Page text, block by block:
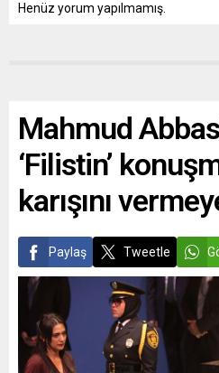
Henüz yorum yapılmamış.
Mahmud
‘Filistin’
karışını
Paylaş Tweetle